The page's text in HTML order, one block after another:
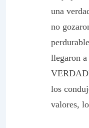
una
no
llegaron
los
valores,